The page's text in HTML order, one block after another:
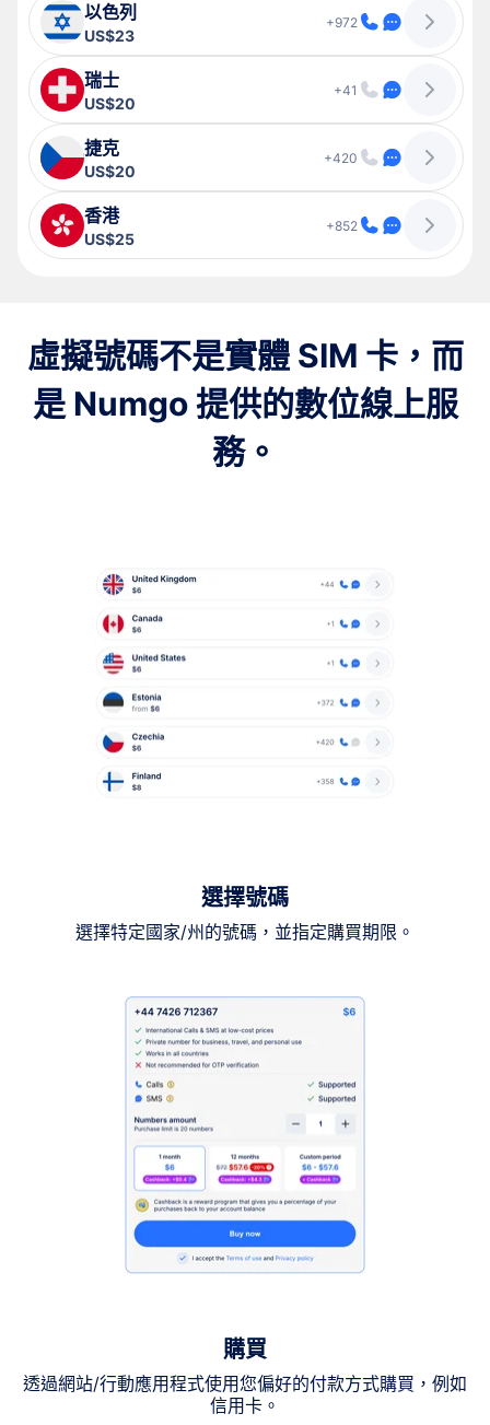
以色列
US$23
+972
瑞士
US$20
+41
捷克
US$20
+420
香港
US$25
+852
虛擬號碼不是實體 SIM 卡，而
是 Numgo 提供的數位線上服
務。
選擇號碼
選擇特定國家/州的號碼，並指定購買期限。
購買
透過網站/行動應用程式使用您偏好的付款方式購買，例如
信用卡。